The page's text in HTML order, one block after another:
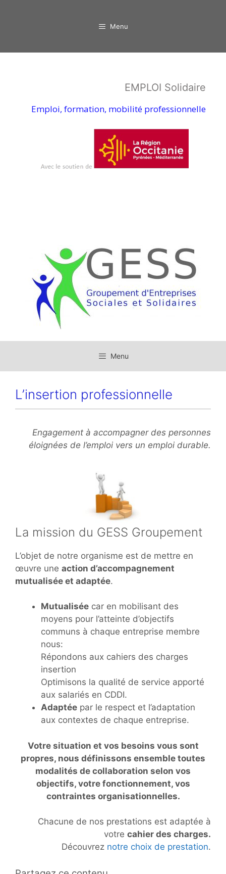
Menu
EMPLOI Solidaire
Emploi, formation, mobilité professionnelle
Menu
L’insertion professionnelle
Engagement à accompagner des personnes
éloignées de l’emploi vers un emploi durable.
La mission du GESS Groupement
L’objet de notre organisme est de mettre en
œuvre une action d’accompagnement
mutualisée et adaptée.
Mutualisée car en mobilisant des
moyens pour l’atteinte d’objectifs
communs à chaque entreprise membre
nous:
Répondons aux cahiers des charges
insertion
Optimisons la qualité de service apporté
aux salariés en CDDI.
Adaptée par le respect et l’adaptation
aux contextes de chaque entreprise.
Votre situation et vos besoins vous sont
propres, nous définissons ensemble toutes
modalités de collaboration selon vos
objectifs, votre fonctionnement, vos
contraintes organisationnelles.
Chacune de nos prestations est adaptée à
votre cahier des charges.
Découvrez notre choix de prestation.